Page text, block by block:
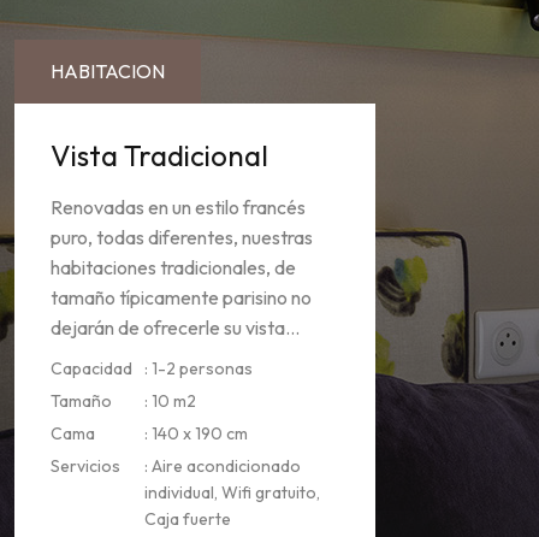
HABITACION
Vista Tradicional
Renovadas en un estilo francés
puro, todas diferentes, nuestras
habitaciones tradicionales, de
tamaño típicamente parisino no
dejarán de ofrecerle su vista...
Capacidad
: 1-2 personas
Tamaño
: 10 m2
Cama
: 140 x 190 cm
Servicios
: Aire acondicionado
individual, Wifi gratuito,
Caja fuerte